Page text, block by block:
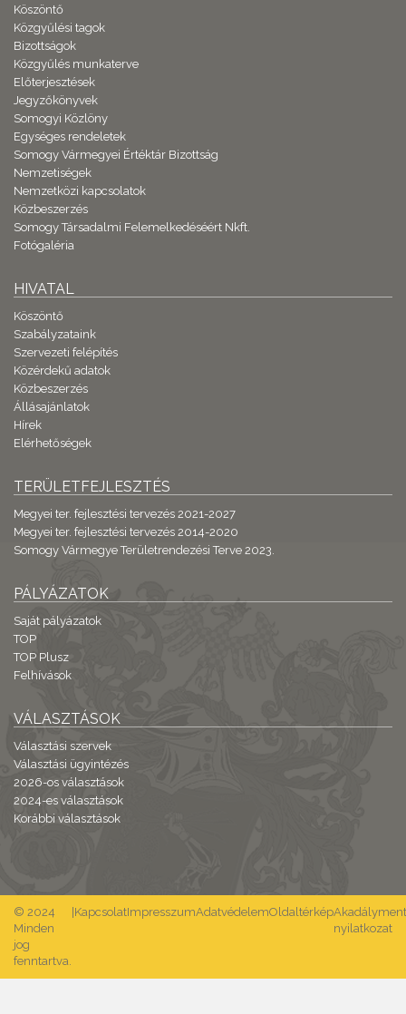
Köszöntő
Közgyűlési tagok
Bizottságok
Közgyűlés munkaterve
Előterjesztések
Jegyzőkönyvek
Somogyi Közlöny
Egységes rendeletek
Somogy Vármegyei Értéktár Bizottság
Nemzetiségek
Nemzetközi kapcsolatok
Közbeszerzés
Somogy Társadalmi Felemelkedéséért Nkft.
Fotógaléria
HIVATAL
Köszöntő
Szabályzataink
Szervezeti felépítés
Közérdekű adatok
Közbeszerzés
Állásajánlatok
Hírek
Elérhetőségek
TERÜLETFEJLESZTÉS
Megyei ter. fejlesztési tervezés 2021-2027
Megyei ter. fejlesztési tervezés 2014-2020
Somogy Vármegye Területrendezési Terve 2023.
PÁLYÁZATOK
Saját pályázatok
TOP
TOP Plusz
Felhívások
VÁLASZTÁSOK
Választási szervek
Választási ügyintézés
2026-os választások
2024-es választások
Korábbi választások
© 2024
Minden
jog
fenntartva.
KapcsolatImpresszumAdatvédelemOldaltérkép
nyilatkozat